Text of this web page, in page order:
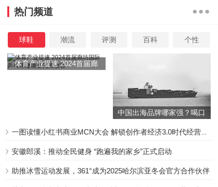
编，这位作者改编的作品中最出名的就是《步步惊心》，捧
红了一众演员，尤其擅长写群像戏。
而且《长相思》还是桐华亲自操刀，不用担心魔改，逻辑也
爱情戏从海报里面就能看出来，简而言之就是四个男人都爱
我，妥妥的玛丽苏。
而从这个剧情就能看出来，这部剧最令人关注的就是四位男
热门频道
球鞋 潮流 评测 百科 个性
体育产业提速 2024首届廊
中国出海品牌哪家强？喝口
安徽郎溪：推动全民健身 “跑遍我的家乡”正式启动
助推冰雪运动发展，361°成为2025哈尔滨亚冬会官方合作伙伴